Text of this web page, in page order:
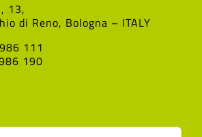
13,
di Reno, Bologna – ITALY
111
190